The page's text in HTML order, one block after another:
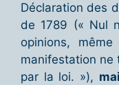
Déclaration des
de 1789 (« Nul
opinions,
manifestation ne
par la loi. »),